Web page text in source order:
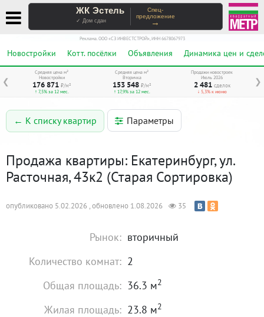
ЖК Эстель
✓ Дом сдан
Спец-
предложение
→
Реклама. ООО «СЗ ИНВЕСТСТРОЙ», ИНН 6678067973
Новостройки Котт. посёлки Объявления Динамика цен и
❮ ❯
Средняя цена м²
Новостройки
176 871 ₽/м²
↑ 7,5% за 12 мес.
Средняя цена м²
Вторичка
153 548 ₽/м²
↑ 17,9% за 12 мес.
Продажи новостроек
Июль 2026
2 481 сделок
↓ 5,3% к июню
← К списку квартир Параметры
Продажа квартиры: Екатеринбург, ул.
Расточная, 43к2 (Старая Сортировка)
опубликовано 5.02.2026 , обновлено 1.08.2026 35
Рынок: вторичный
Количество комнат: 2
Общая площадь: 36.3 м2
Жилая площадь: 23.8 м2